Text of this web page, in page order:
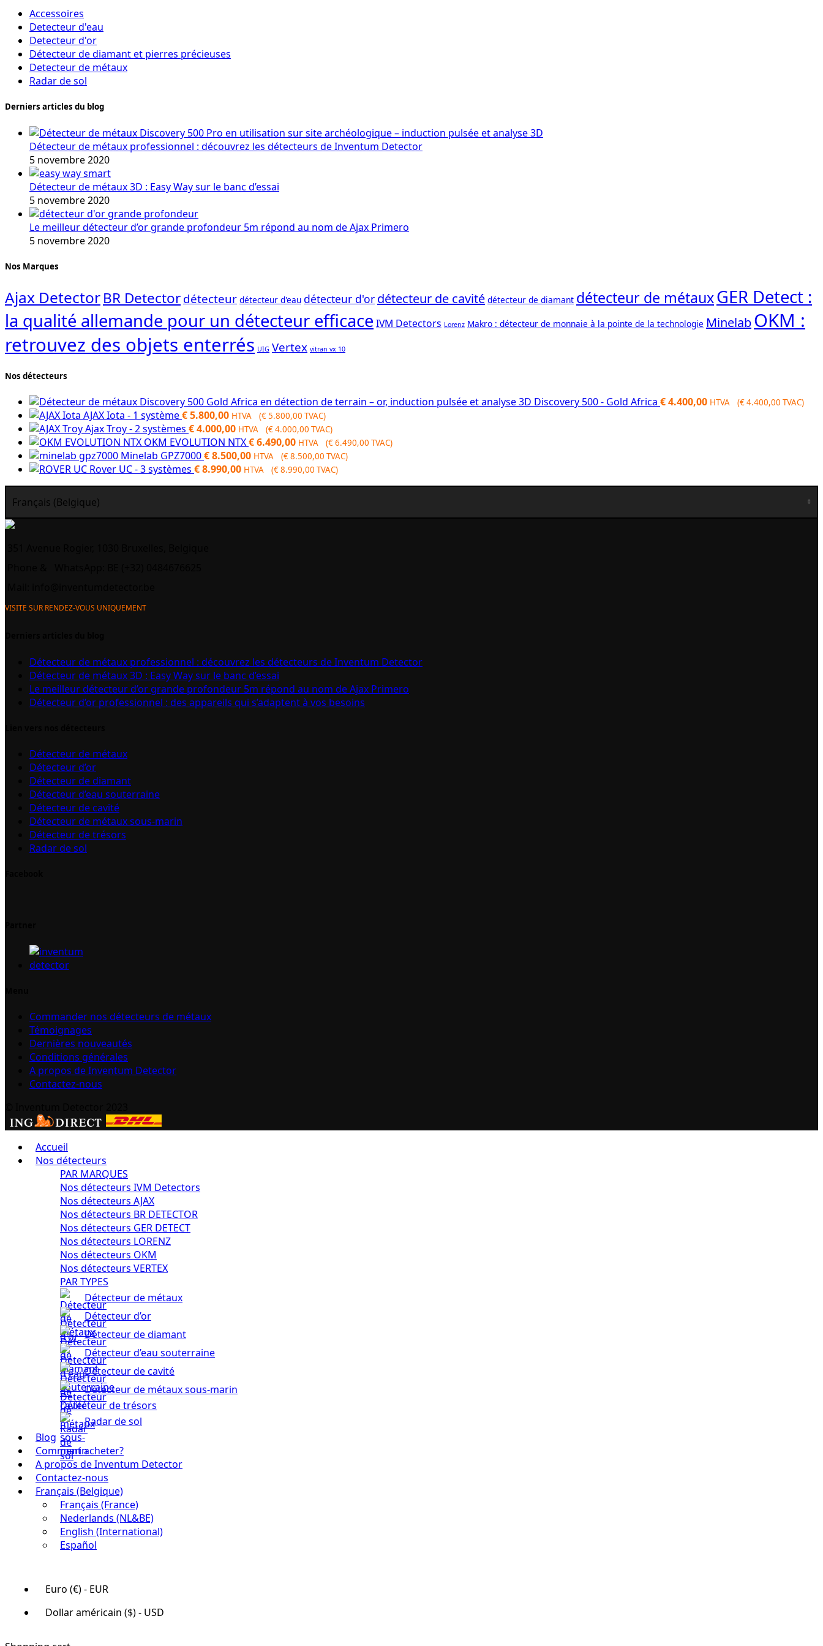
Accessoires
Detecteur d'eau
Detecteur d'or
Détecteur de diamant et pierres précieuses
Detecteur de métaux
Radar de sol
Derniers articles du blog
Détecteur de métaux professionnel : découvrez les détecteurs de Inventum Detector
5 novembre 2020
Détecteur de métaux 3D : Easy Way sur le banc d’essai
5 novembre 2020
Le meilleur détecteur d’or grande profondeur 5m répond au nom de Ajax Primero
5 novembre 2020
Nos Marques
Ajax DetectorBR Detectordétecteur détecteur d'eau détecteur d'or détecteur de cavité détecteur de diamant détecteur de métauxGER Detect :
la qualité allemande pour un détecteur efficace IVM Detectors Lorenz Makro : détecteur de monnaie à la pointe de la technologie MinelabOKM :
retrouvez des objets enterrés UIG Vertex vitran vx 10
Nos détecteurs
Discovery 500 - Gold Africa €4.400,00 HTVA (€4.400,00 TVAC)
AJAX Iota - 1 système€5.800,00 HTVA (€5.800,00 TVAC)
Ajax Troy - 2 systèmes €4.000,00 HTVA (€4.000,00 TVAC)
OKM EVOLUTION NTX€6.490,00 HTVA (€6.490,00 TVAC)
Minelab GPZ7000€8.500,00 HTVA (€8.500,00 TVAC)
Rover UC - 3 systèmes €8.990,00 HTVA (€8.990,00 TVAC)
Français (Belgique)
VISITE SUR RENDEZ-VOUS UNIQUEMENT
Détecteur de métaux professionnel : découvrez les détecteurs de Inventum Detector
Détecteur de métaux 3D : Easy Way sur le banc d’essai
Le meilleur détecteur d’or grande profondeur 5m répond au nom de Ajax Primero
Détecteur d’or professionnel : des appareils qui s’adaptent à vos besoins
Détecteur de métaux
Détecteur d’or
Détecteur de diamant
Détecteur d’eau souterraine
Détecteur de cavité
Détecteur de métaux sous-marin
Détecteur de trésors
Radar de sol
Commander nos détecteurs de métaux
Témoignages
Dernières nouveautés
Conditions générales
A propos de Inventum Detector
Contactez-nous
Accueil
Nos détecteurs
PAR MARQUES
Nos détecteurs IVM Detectors
Nos détecteurs AJAX
Nos détecteurs BR DETECTOR
Nos détecteurs GER DETECT
Nos détecteurs LORENZ
Nos détecteurs OKM
Nos détecteurs VERTEX
PAR TYPES
Détecteur de métaux
Détecteur d’or
Détecteur de diamant
Détecteur d’eau souterraine
Détecteur de cavité
Détecteur de métaux sous-marin
Détecteur de trésors
Radar de sol
Blog
Comment acheter?
A propos de Inventum Detector
Contactez-nous
Français (Belgique)
Français (France)
Nederlands (NL&BE)
English (International)
Español
Euro (€) - EUR
Dollar américain ($) - USD